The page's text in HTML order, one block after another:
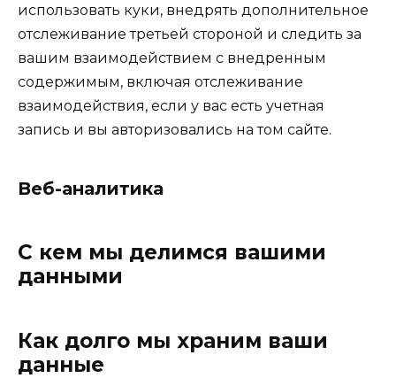
использовать куки, внедрять дополнительное
отслеживание третьей стороной и следить за
вашим взаимодействием с внедренным
содержимым, включая отслеживание
взаимодействия, если у вас есть учетная
запись и вы авторизовались на том сайте.
Веб-аналитика
С кем мы делимся вашими
данными
Как долго мы храним ваши
данные